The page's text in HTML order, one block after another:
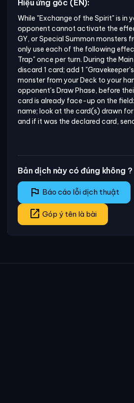
Hiệu ứng gốc (EN):
While "Exchange of the Spirit" is in
opponent cannot activate the
GY, or Special Summon monsters
only use each of the following
Trap" once per turn. During the
discard 1 card; add 1
monster from your Deck to your
opponent's Draw Phase, before
card is already face-up on the
name; look at the card(s) drawn
and if it was the declared card,
Bản dịch này có đúng không ?
flag Báo cáo lỗi dịch thuật
open_in_new Góp ý tên là bài